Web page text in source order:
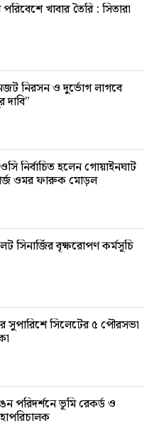
খাবার তৈরি : সিতারা
নিরসন ও দুর্ভোগ লাগবে
দাবি”
নির্বাচিত হলেন গোয়াইনঘাট
ওমর ফারুক মোড়ল
সিনার্জির বৃক্ষরোপণ কর্মসূচি
সুপারিশে সিলেটের ৫ পৌরসভা
পরিদর্শনে ভূমি রেকর্ড ও